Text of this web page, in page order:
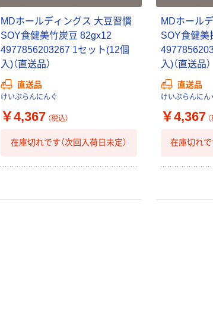
MDホールディングス 大豆習慣
SOY食健美竹炭豆 82gx12
4977856203267 1セット(12個
入)（直送品）
直送品
けいぷらんにんぐ
￥4,367 （税込）
在庫切れです（次回入荷日未定）
MDホール
SOY食健美
入)（直送品）
直送品
けいぷらんにん
￥4,367
在庫切れで